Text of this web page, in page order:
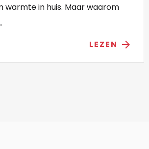
warmte in huis. Maar waarom
LEZEN arrow_forward